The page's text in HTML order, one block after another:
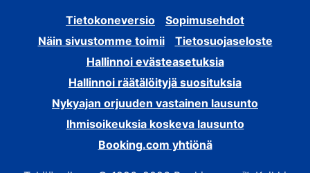
Tietokoneversio
Sopimusehdot
Näin sivustomme toimii
Tietosuojaseloste
Hallinnoi evästeasetuksia
Hallinnoi räätälöityjä suosituksia
Nykyajan orjuuden vastainen lausunto
Ihmisoikeuksia koskeva lausunto
Booking.com yhtiönä